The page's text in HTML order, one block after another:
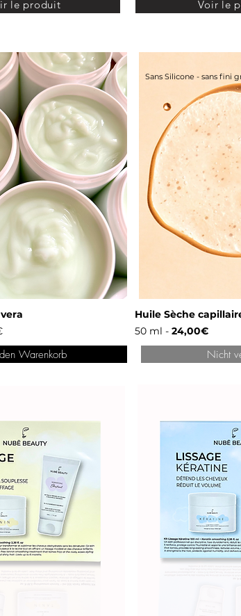
le produit Voir le
Warenkorb
Sans Silicone - sans fini
Huile Sèche
50 ml - 24,00€
Nicht